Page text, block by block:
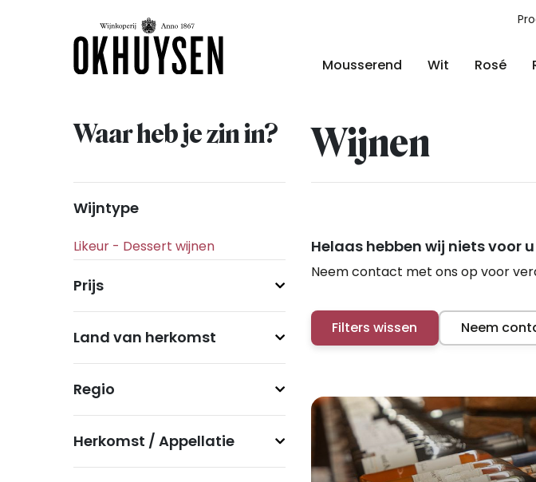
Mousserend Wit Rosé
Waar heb je zin in? Wijnen
Wijntype
Prijs
Land van herkomst
Regio
Herkomst / Appellatie
Helaas hebben wij niets voor
Neem contact met ons op voor
Filters wissen Neem